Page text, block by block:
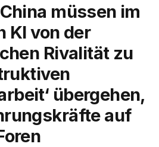
müssen im
KI von der
Rivalität zu
übergehen,
auf